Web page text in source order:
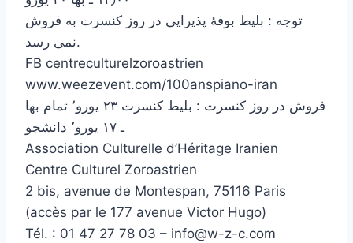
توجه : بلیط بوفهٔ پذیرايی در روز کنسرت به فروش
نمی رسد.
FB centreculturelzoroastrien
www.weezevent.com/100anspiano-iran
فروش در روز کنسرت : بلیط کنسرت ۲۳ یورو٬ تمام بها
ـ ۱۷ یورو٬ دانشجو
Association Culturelle d’Héritage Iranien
Centre Culturel Zoroastrien
2 bis, avenue de Montespan, 75116 Paris
(accès par le 177 avenue Victor Hugo)
Tél. : 01 47 27 78 03 – info@w-z-c.com